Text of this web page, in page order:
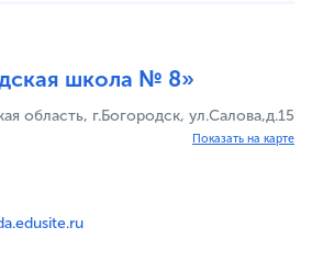
школа № 8»
область, г.Богородск, ул.Салова,д.15
Показать на карте